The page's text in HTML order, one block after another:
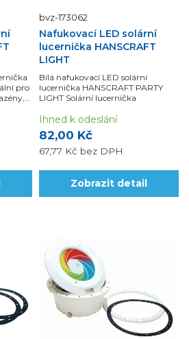
pro
bvz-173062
Nafukovací LED solární
lucernička HANSCRAFT
LIGHT
Bílá nafukovací LED solární
lucernička HANSCRAFT PARTY
LIGHT Solární lucernička
82,00 Kč
67,77 Kč bez DPH
Ihned k odeslání
Zobrazit detail